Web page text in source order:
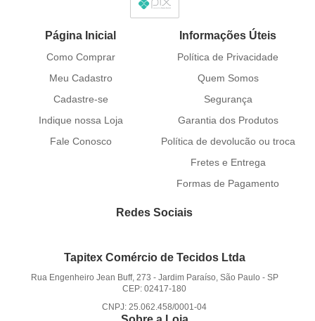
Página Inicial
Como Comprar
Meu Cadastro
Cadastre-se
Indique nossa Loja
Fale Conosco
Informações Úteis
Política de Privacidade
Quem Somos
Segurança
Garantia dos Produtos
Política de devolucão ou troca
Fretes e Entrega
Formas de Pagamento
Redes Sociais
Tapitex Comércio de Tecidos Ltda
Rua Engenheiro Jean Buff, 273 - Jardim Paraíso, São Paulo - SP
CEP: 02417-180
CNPJ: 25.062.458/0001-04